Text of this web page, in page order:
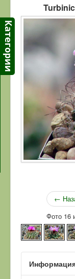
Отзывы
Контакты
←
Фото 16